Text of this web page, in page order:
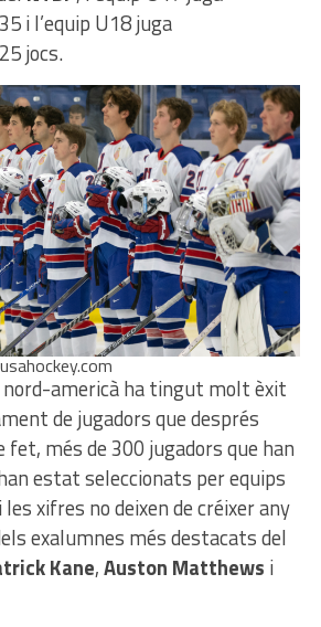
i l’equip U18 juga
jocs.
americà ha tingut molt èxit
de jugadors que després
fet, més de 300 jugadors que han
estat seleccionats per equips
i les xifres no deixen de créixer any
exalumnes més destacats del
Kane,Auston Matthews i